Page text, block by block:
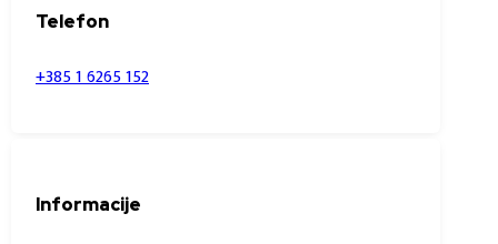
Telefon
+385 1 6265 152
Informacije